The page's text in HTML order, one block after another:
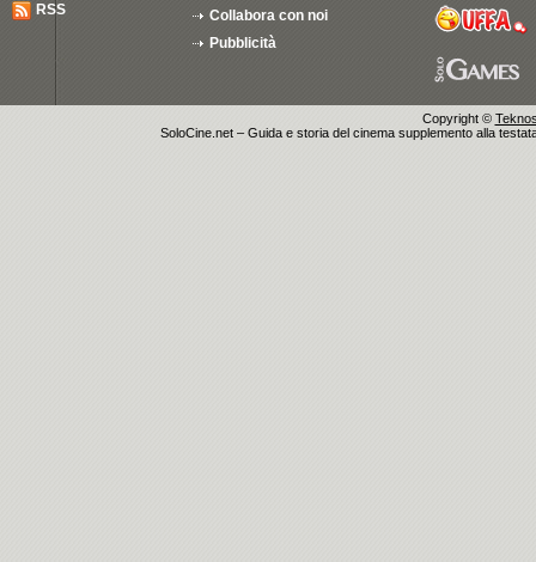
RSS
Collabora con noi
Pubblicità
Copyright ©
SoloCine.net – Guida e storia del cinema supplemento alla